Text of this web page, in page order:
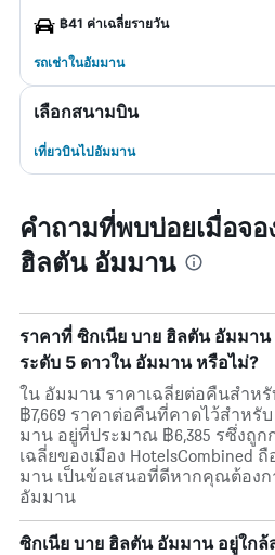
฿41 ค่าเฉลี่ยรายวัน
รถเช่าในอัมมาน
เลือกสนามบิน
เที่ยวบินไปอัมมาน
คำถามที่พบบ่อยเมื่อจ
ฮิลตัน อัมมาน
ราคาที่ ซิกเนีย บาย ฮิลตัน อัมมาน
ระดับ 5 ดาวใน อัมมาน หรือไม่?
ใน อัมมาน ราคาเฉลี่ยต่อคืนสำหรั
฿7,669 ราคาต่อคืนที่คาดไว้สำหรั
มาน อยู่ที่ประมาณ ฿6,385 รซึ่งถูก
เฉลี่ยของเมือง HotelsCombined
มาน เป็นข้อเสนอที่ดีหากคุณต้องก
อัมมาน
ซิกเนีย บาย ฮิลตัน อัมมาน อยู่ใก